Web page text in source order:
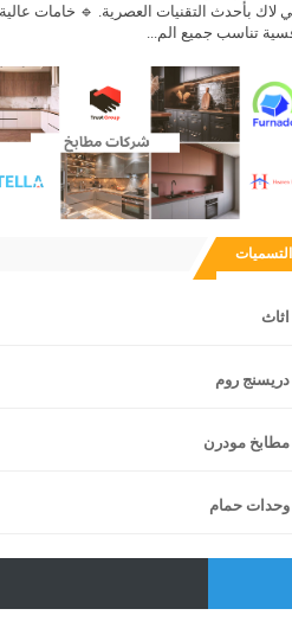
لاك بأحدث التقنيات العصرية. 🔹 خامات عالية
تناسب جميع الم...
التسميات
اثاث
دريسنج روم
مطابخ مودرن
وحدات حمام